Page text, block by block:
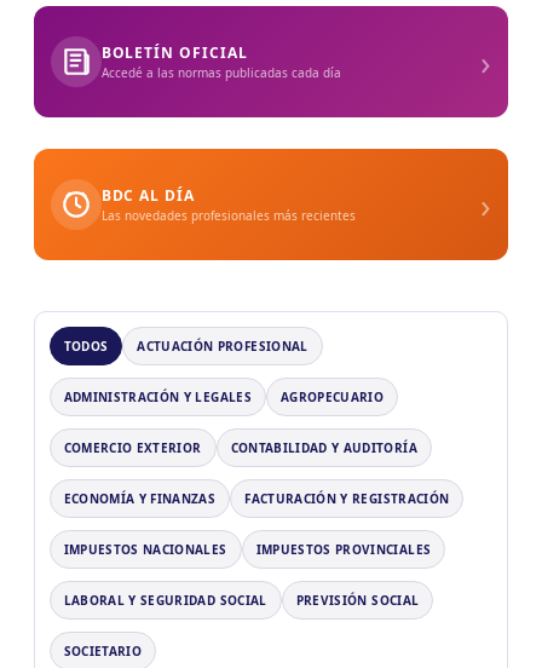
BOLETÍN OFICIAL
Accedé a las normas publicadas cada día ›
BDC AL DÍA
Las novedades profesionales más recientes ›
TODOS ACTUACIÓN PROFESIONAL
ADMINISTRACIÓN Y LEGALES AGROPECUARIO
COMERCIO EXTERIOR CONTABILIDAD Y AUDITORÍA
ECONOMÍA Y FINANZAS FACTURACIÓN Y REGISTRACIÓN
IMPUESTOS NACIONALES IMPUESTOS PROVINCIALES
LABORAL Y SEGURIDAD SOCIAL PREVISIÓN SOCIAL
SOCIETARIO